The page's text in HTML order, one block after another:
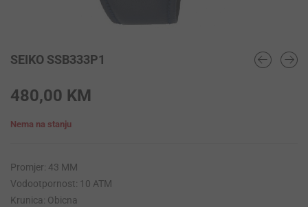
SEIKO SSB333P1
480,00 KM
Nema na stanju
Promjer: 43 MM
Vodootpornost: 10 ATM
Krunica: Obicna